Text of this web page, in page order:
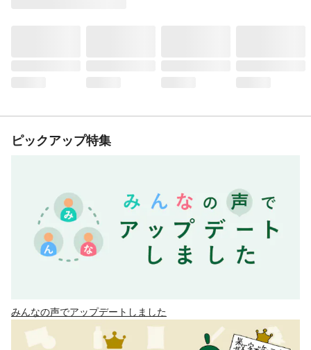
ピックアップ特集
みんなの声でアップデートしました